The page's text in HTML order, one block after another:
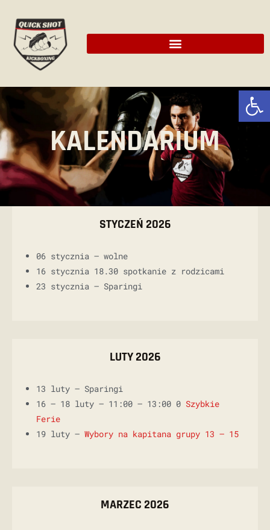
KALENDARIUM
STYCZEŃ 2026
06 stycznia – wolne
16 stycznia 18.30 spotkanie z rodzicami
23 stycznia – Sparingi
LUTY 2026
13 luty – Sparingi
16 – 18 luty – 11:00 – 13:00 0 Szybkie
Ferie
19 luty – Wybory na kapitana grupy 13 – 15
MARZEC 2026